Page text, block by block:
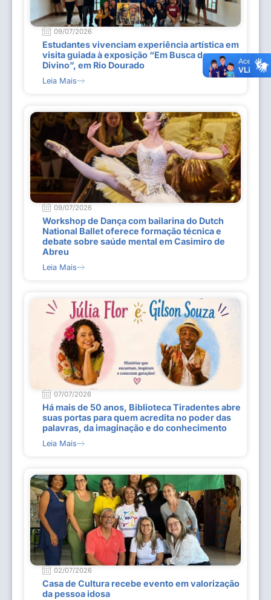
09/07/2026
Estudantes vivenciam experiência artística em
visita guiada à exposição “Em Busca do
Divino”, em Rio Dourado
Leia Mais
09/07/2026
Workshop de Dança com bailarina do Dutch
National Ballet oferece formação técnica e
debate sobre saúde mental em Casimiro de
Abreu
Leia Mais
07/07/2026
Há mais de 50 anos, Biblioteca Tiradentes abre
suas portas para quem acredita no poder das
palavras, da imaginação e do conhecimento
Leia Mais
02/07/2026
Casa de Cultura recebe evento em valorização
da pessoa idosa